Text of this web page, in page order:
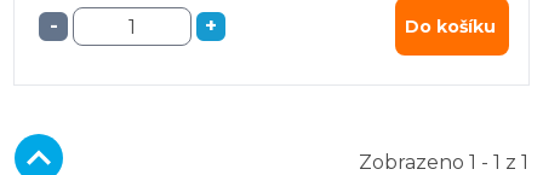
- + Do košíku
Zobrazeno 1 - 1 z 1